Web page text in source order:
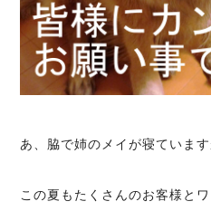
あ、脇で姉のメイが寝ていま
この夏もたくさんのお客様と